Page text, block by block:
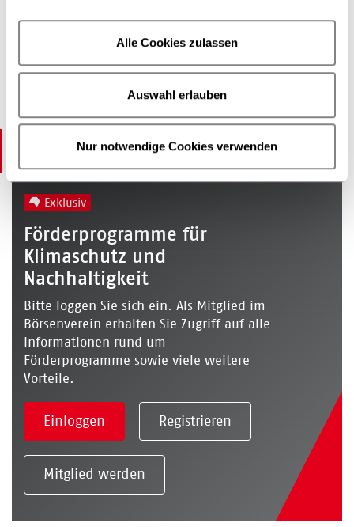
Alle Cookies zulassen
Auswahl erlauben
Nur notwendige Cookies verwenden
Mitglied werden
Förderprogramme für Klimaschutz
und Nachhaltigkeit
Exklusiv
Förderprogramme für
Klimaschutz und
Nachhaltigkeit
Bitte loggen Sie sich ein. Als Mitglied im
Börsenverein erhalten Sie Zugriff auf alle
Informationen rund um
Förderprogramme sowie viele weitere
Vorteile.
Einloggen Registrieren
Mitglied werden